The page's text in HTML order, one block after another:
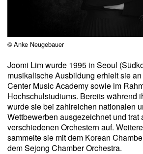
© Anke Neugebauer
Joomi Lim wurde 1995 in Seoul
musikalische Ausbildung erhielt sie
Center Music Academy sowie im
Hochschulstudiums. Bereits während
wurde sie bei zahlreichen nationalen
Wettbewerben ausgezeichnet und trat
verschiedenen Orchestern auf.
sammelte sie mit dem Korean
dem Sejong Chamber Orchestra.